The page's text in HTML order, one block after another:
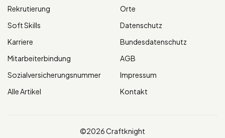
Rekrutierung
Soft Skills
Karriere
Mitarbeiterbindung
Sozialversicherungsnummer
Alle Artikel
Orte
Datenschutz
Bundesdatenschutz
AGB
Impressum
Kontakt
©2026 Craftknight